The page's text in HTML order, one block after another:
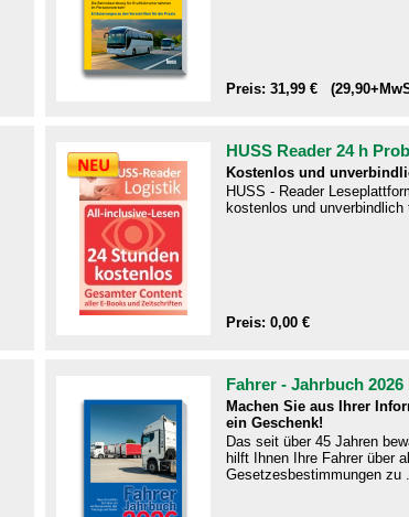
Preis: 31,99 €
HUSS Reader 24 h
Kostenlos und
HUSS - Reader
kostenlos und unverbindlich
Preis: 0,00 €
Fahrer - Jahrbuch 2026
Machen Sie aus Ihrer
ein Geschenk!
Das seit über 45 Jahren
hilft Ihnen Ihre Fahrer über
Gesetzesbestimmungen zu